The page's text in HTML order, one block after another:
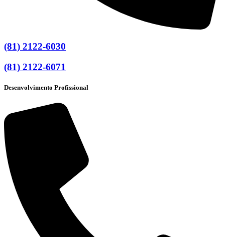
(81) 2122-6030
(81) 2122-6071
Desenvolvimento Profissional